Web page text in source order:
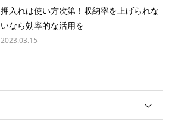
押入れは使い方次第！収納率を上げられな
いなら効率的な活用を
2023.03.15